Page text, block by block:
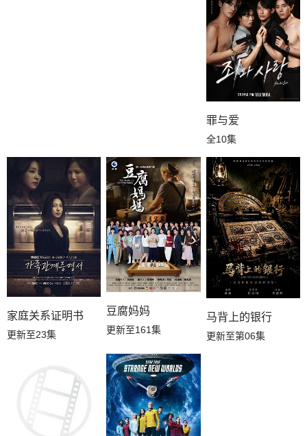
罪与爱
全10集
家庭关系证明书
更新至23集
豆腐妈妈
更新至161集
马背上的银行
更新至第06集